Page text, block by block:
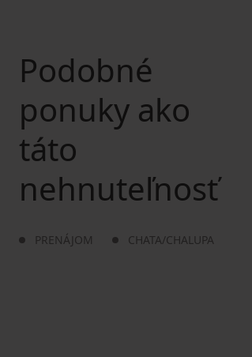
Podobné
ponuky ako
táto
nehnuteľnosť
PRENÁJOM CHATA/CHALUPA